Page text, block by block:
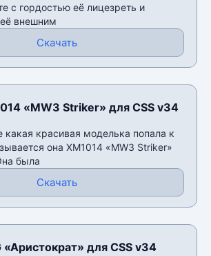
с гордостью её лицезреть и
внешним
Скачать
«MW3 Striker» для CSS v34
какая красивая моделька попала к
она XM1014 «MW3 Striker»
была
Скачать
для CSS v34